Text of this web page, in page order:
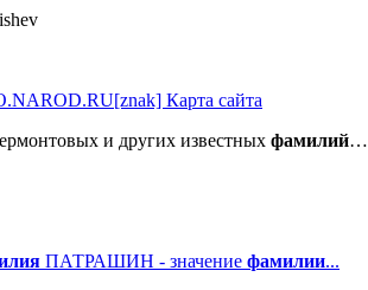
Карта сайта
и других известных фамилий…
ПАТРАШИН - значение фамилии...